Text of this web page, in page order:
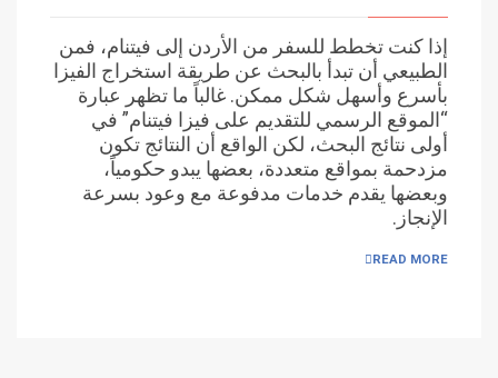
إذا كنت تخطط للسفر من الأردن إلى فيتنام، فمن
الطبيعي أن تبدأ بالبحث عن طريقة استخراج الفيزا
بأسرع وأسهل شكل ممكن. غالباً ما تظهر عبارة
“الموقع الرسمي للتقديم على فيزا فيتنام” في
أولى نتائج البحث، لكن الواقع أن النتائج تكون
مزدحمة بمواقع متعددة، بعضها يبدو حكومياً،
وبعضها يقدم خدمات مدفوعة مع وعود بسرعة
الإنجاز.
READ MORE